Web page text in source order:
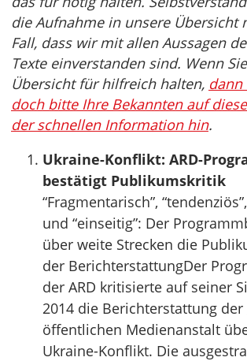
die Aufnahme in unsere Übersicht
Fall, dass wir mit allen Aussagen
Texte einverstanden sind. Wenn
Übersicht für hilfreich halten, dann
doch bitte Ihre Bekannten auf
der schnellen Information hin.
Ukraine-Konflikt: ARD-
bestätigt Publikumskritik
“Fragmentarisch”,
und “einseitig”: Der
über weite Strecken die
der BerichterstattungDer
der ARD kritisierte auf seiner
2014 die Berichterstattung
öffentlichen Medienanstalt
Ukraine-Konflikt. Die